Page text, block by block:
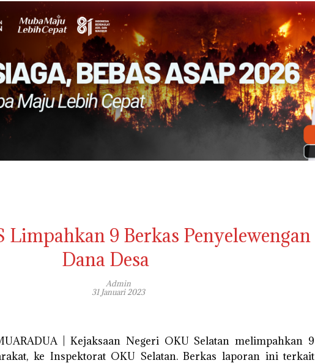
Limpahkan 9 Berkas Penyelewengan
Dana Desa
Admin
31 Januari 2023
| Kejaksaan Negeri OKU Selatan melimpahkan 9
ke Inspektorat OKU Selatan. Berkas laporan ini terkait